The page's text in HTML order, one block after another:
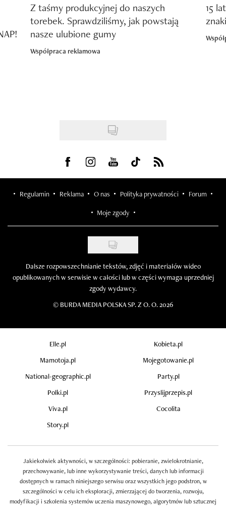
Z taśmy produkcyjnej do naszych
torebek. Sprawdziliśmy, jak powstają
nasze ulubione gumy
Współpraca reklamowa
15
Visit us on Facebook
Visit us on Instagram
Visit us on Youtube
Visit us on Tiktok
Visit us on Rss
Regulamin Reklama O nas Polityka prywatności Forum
Moje zgody
Dalsze rozpowszechnianie tekstów, zdjęć i materiałów wideo
opublikowanych w serwisie w całości lub w części wymaga uprzedniej
zgody wydawcy.
© BURDA MEDIA POLSKA SP. Z O. O. 2026
Elle.pl
Kobieta.pl
Mamotoja.pl
Mojegotowanie.pl
National-geographic.pl
Party.pl
Polki.pl
Przyslijprzepis.pl
Viva.pl
Cocolita
Story.pl
Jakiekolwiek aktywności, w szczególności: pobieranie, zwielokrotnianie,
przechowywanie, lub inne wykorzystywanie treści, danych lub informacji
dostępnych w ramach niniejszego serwisu oraz wszystkich jego podstron, w
szczególności w celu ich eksploracji, zmierzającej do tworzenia, rozwoju,
modyfikacji i szkolenia systemów uczenia maszynowego, algorytmów lub sztucznej